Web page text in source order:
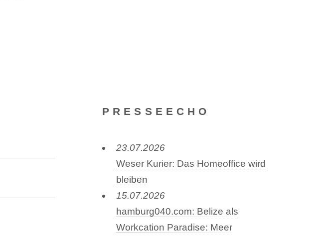
PRESSEECHO
23.07.2026
Weser Kurier: Das Homeoffice wird
bleiben
15.07.2026
hamburg040.com: Belize als
Workcation Paradise: Meer